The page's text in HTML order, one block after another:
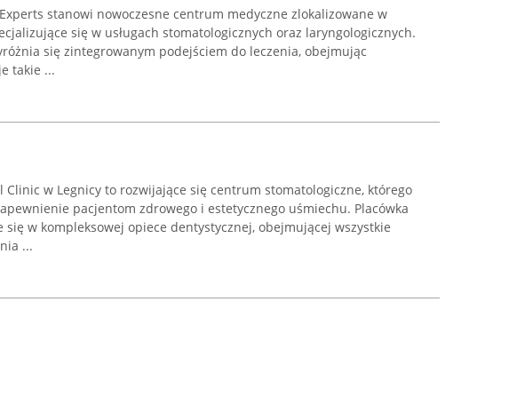
stanowi nowoczesne centrum medyczne zlokalizowane w
się w usługach stomatologicznych oraz laryngologicznych.
się zintegrowanym podejściem do leczenia, obejmując
takie ...
Clinic w Legnicy to rozwijające się centrum stomatologiczne, którego
pacjentom zdrowego i estetycznego uśmiechu. Placówka
się w kompleksowej opiece dentystycznej, obejmującej wszystkie
...